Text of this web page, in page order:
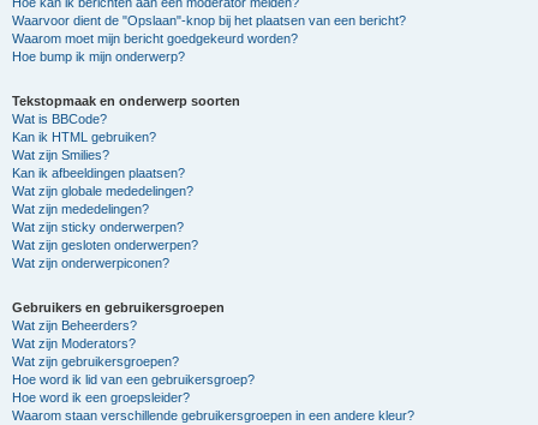
Waarvoor dient de "Opslaan"-knop bij het plaatsen van een bericht?
Waarom moet mijn bericht goedgekeurd worden?
Hoe bump ik mijn onderwerp?
Tekstopmaak en onderwerp soorten
Wat is BBCode?
Kan ik HTML gebruiken?
Wat zijn Smilies?
Kan ik afbeeldingen plaatsen?
Wat zijn globale mededelingen?
Wat zijn mededelingen?
Wat zijn sticky onderwerpen?
Wat zijn gesloten onderwerpen?
Wat zijn onderwerpiconen?
Gebruikers en gebruikersgroepen
Wat zijn Beheerders?
Wat zijn Moderators?
Wat zijn gebruikersgroepen?
Hoe word ik lid van een gebruikersgroep?
Hoe word ik een groepsleider?
Waarom staan verschillende gebruikersgroepen in een andere kleur?